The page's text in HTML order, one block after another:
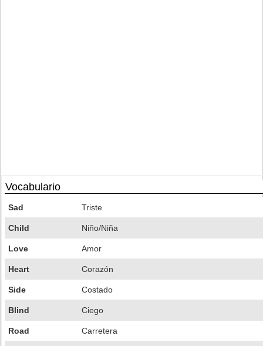
Vocabulario
Sad Triste
Child Niño/Niña
Love Amor
Heart Corazón
Side Costado
Blind Ciego
Road Carretera